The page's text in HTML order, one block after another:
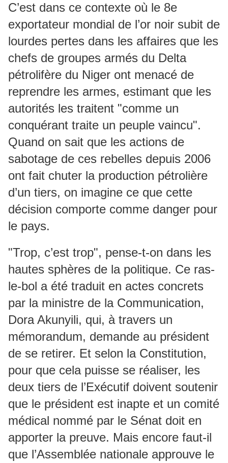
C’est dans ce contexte où le 8e
exportateur mondial de l’or noir subit de
lourdes pertes dans les affaires que les
chefs de groupes armés du Delta
pétrolifère du Niger ont menacé de
reprendre les armes, estimant que les
autorités les traitent "comme un
conquérant traite un peuple vaincu".
Quand on sait que les actions de
sabotage de ces rebelles depuis 2006
ont fait chuter la production pétrolière
d’un tiers, on imagine ce que cette
décision comporte comme danger pour
le pays.
"Trop, c’est trop", pense-t-on dans les
hautes sphères de la politique. Ce ras-
le-bol a été traduit en actes concrets
par la ministre de la Communication,
Dora Akunyili, qui, à travers un
mémorandum, demande au président
de se retirer. Et selon la Constitution,
pour que cela puisse se réaliser, les
deux tiers de l’Exécutif doivent soutenir
que le président est inapte et un comité
médical nommé par le Sénat doit en
apporter la preuve. Mais encore faut-il
que l’Assemblée nationale approuve le